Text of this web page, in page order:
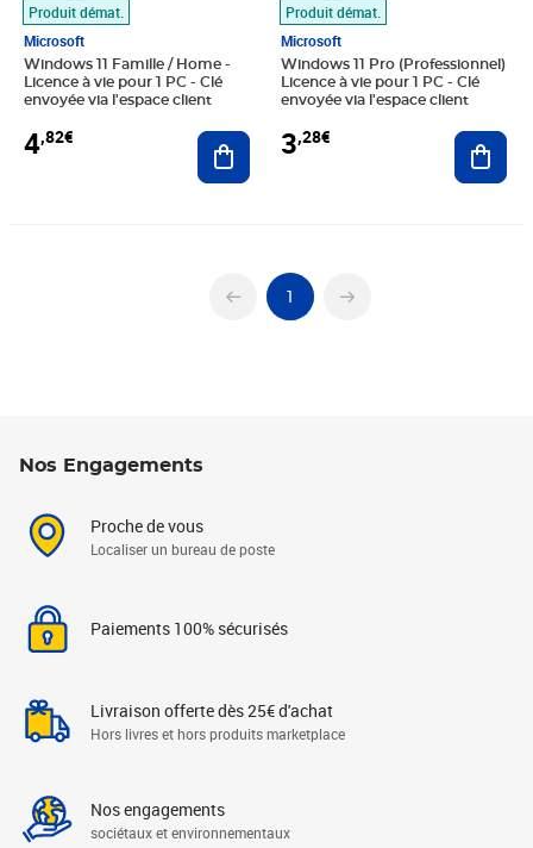
Produit démat.
Microsoft
Windows 11 Famille / Home -
Licence à vie pour 1 PC - Clé
envoyée via l'espace client
4,82€ Ajouter au panier
Produit démat.
Microsoft
Windows 11 Pro (Professionnel)
Licence à vie pour 1 PC - Clé
envoyée via l'espace client
3,28€
1
Nos Engagements
Proche de vous
Localiser un bureau de poste
Paiements 100% sécurisés
Livraison offerte dès 25€ d'achat
Hors livres et hors produits marketplace
Nos engagements
sociétaux et environnementaux